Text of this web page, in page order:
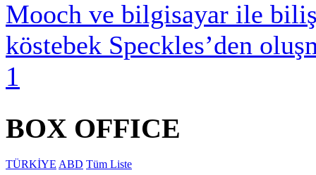
Mooch ve bilgisayar ile
köstebek Speckles’den
1
BOX OFFICE
TÜRKİYE ABD Tüm Liste